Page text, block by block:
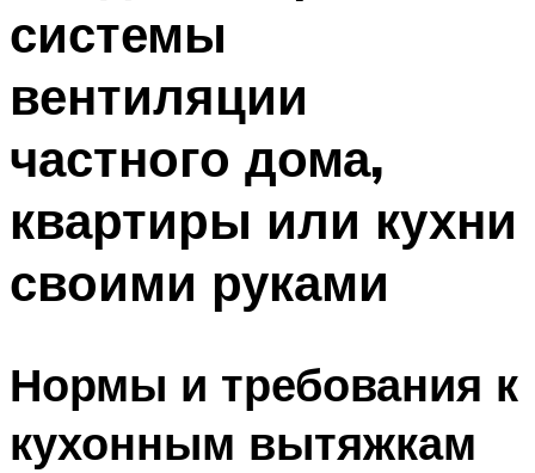
Меню
системы
вентиляции
частного дома,
квартиры или кухни
своими руками
Нормы и требования к
кухонным вытяжкам